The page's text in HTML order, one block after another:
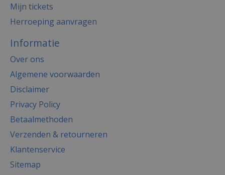
Mijn tickets
Herroeping aanvragen
Informatie
Over ons
Algemene voorwaarden
Disclaimer
Privacy Policy
Betaalmethoden
Verzenden & retourneren
Klantenservice
Sitemap